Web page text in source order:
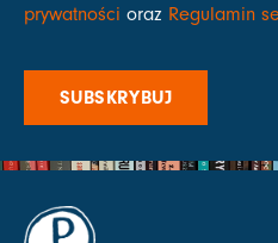
prywatności oraz Regulamin
SUBSKRYBUJ